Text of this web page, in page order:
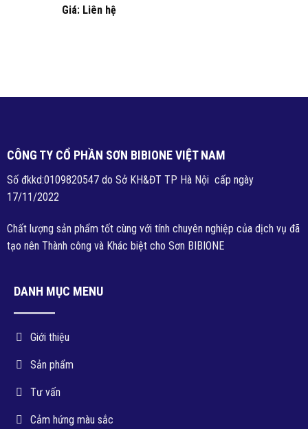
Giá: Liên hệ
CÔNG TY CỔ PHẦN SƠN BIBIONE VIỆT NAM
Số đkkd:0109820547 do Sở KH&ĐT TP Hà Nội cấp ngày
17/11/2022
Chất lượng sản phẩm tốt cùng với tính chuyên nghiệp của dịch vụ đã
tạo nên Thành công và Khác biệt cho Sơn BIBIONE
DANH MỤC MENU
Giới thiệu
Sản phẩm
Tư vấn
Cảm hứng màu sắc